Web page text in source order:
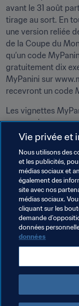
avant le 31 août
tirage au sort. En
une version reliée
de la Coupe du
qu’un code
gratuitement dix
MyPanini sur
recevront un code
Les vignettes
concevoir vos
ainsi place dans
En l’espace de
eu lieu entre les
Album. Et ce n’est
et demi de joueurs
Si vous ne vous
rejoignez Kyle
les millions
échangent et
Vie privée et
Nous utilisons des
et les publicités,
médias sociaux et
également des
site avec nos
médias sociaux.
cliquant sur les
demande
données
données